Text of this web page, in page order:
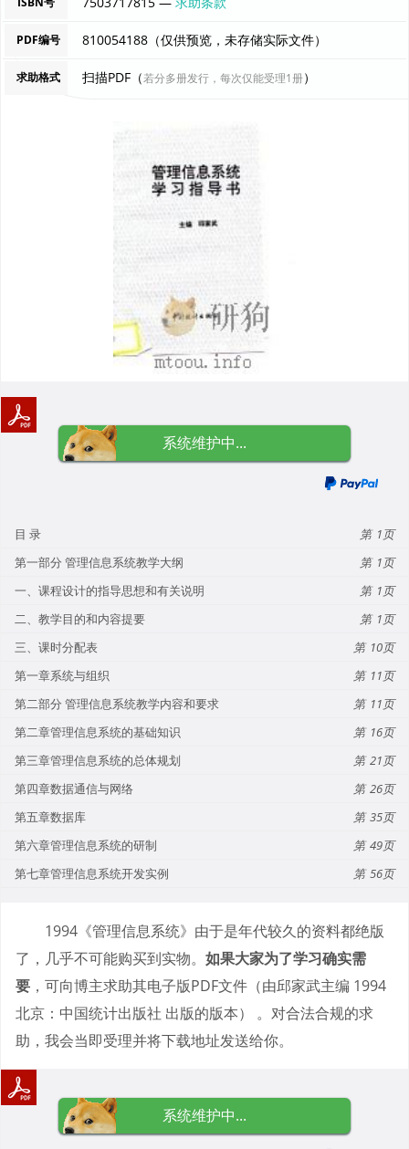
PDF编号 810054188（仅供预览，未存储实际文件）
求助格式 扫描PDF（若分多册发行，每次仅能受理1册）
系统维护中...
目 录
1
第一部分 管理信息系统教学大纲
1
一、课程设计的指导思想和有关说明
1
二、教学目的和内容提要
1
三、课时分配表
10
第一章系统与组织
11
第二部分 管理信息系统教学内容和要求
11
第二章管理信息系统的基础知识
16
第三章管理信息系统的总体规划
21
第四章数据通信与网络
26
第五章数据库
35
第六章管理信息系统的研制
49
第七章管理信息系统开发实例
56
1994《管理信息系统》由于是年代较久的资料都绝版
了，几乎不可能购买到实物。 如果大家为了学习确实需
要 ，可向博主求助其电子版PDF文件（由邱家武主编 1994
北京：中国统计出版社 出版的版本） 。对合法合规的求
助，我会当即受理并将下载地址发送给你。
系统维护中...